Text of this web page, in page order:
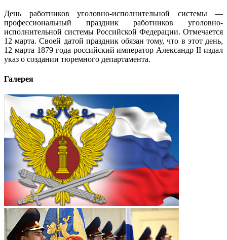
День работников уголовно-исполнительной системы —
профессиональный праздник работников уголовно-
исполнительной системы Российской Федерации. Отмечается
12 марта. Своей датой праздник обязан тому, что в этот день,
12 марта 1879 года российский император Александр II издал
указ о создании тюремного департамента.
Галерея